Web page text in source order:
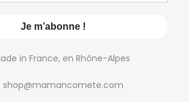
in France, en Rhône-Alpes
shop@mamancomete.com